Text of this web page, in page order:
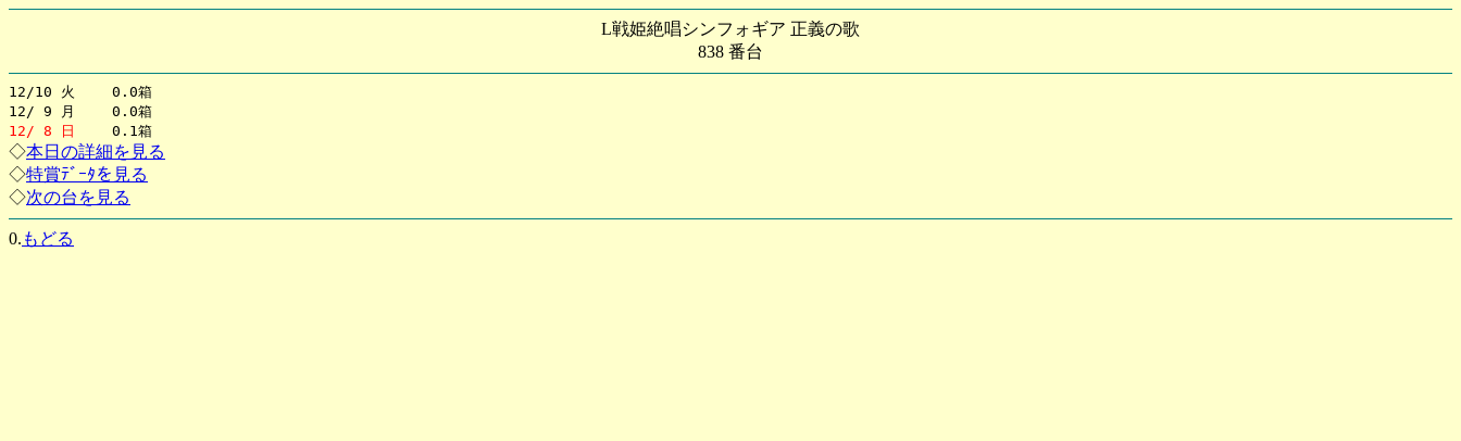
L戦姫絶唱シンフォギア 正義の歌
838 番台
12/10 火 0.0箱
12/ 9 月 0.0箱
12/ 8 日
0.1箱
◇本日の詳細を見る
◇特賞ﾃﾞｰﾀを見る
◇次の台を見る
0. もどる